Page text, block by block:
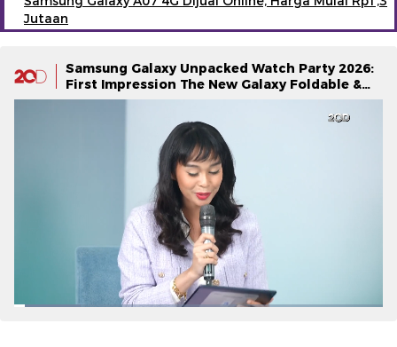
Jutaan
Samsung Galaxy Unpacked Watch Party 2026:
First Impression The New Galaxy Foldable &
Galaxy Watch Series